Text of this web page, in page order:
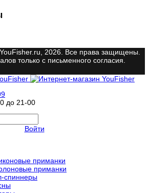
2026. Все права защищены.
только с письменного согласия.
до 21-00
Войти
приманки
приманки
спиннеры